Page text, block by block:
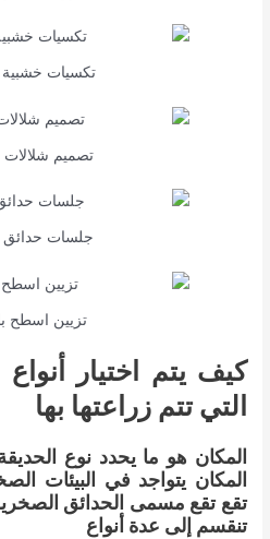
تكسيات
تصميم شلالات
جلسات حدائق
تزيين اسطح
كيف يتم اختيار أنواع
التي تتم زراعتها بها
المكان هو ما يحدد نوع
المكان يتواجد في البيئات
تقع تقع مسمى الحدائق
تنقسم إلى عدة أنواع